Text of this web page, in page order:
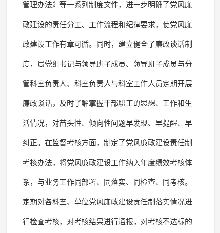
管理办法》等一系列制度文件，进一步明确了党风廉
政建设的责任分工、工作流程和纪律要求，使党风廉
政建设工作有章可循。同时，建立健全了廉政谈话制
度，局党组书记与领导班子成员、领导班子成员与分
管科室负责人、科室负责人与科室工作人员定期开展
廉政谈话，及时了解掌握干部职工的思想、工作和生
活情况，对苗头性、倾向性问题早发现、早提醒、早
纠正。在监督考核方面，制定了党风廉政建设责任制
考核办法，将党风廉政建设工作纳入年度绩效考核体
系，与业务工作同部署、同落实、同检查、同考核。
定期对各科室、单位党风廉政建设责任制落实情况进
行检查考核，对考核结果进行通报，对考核不达标的